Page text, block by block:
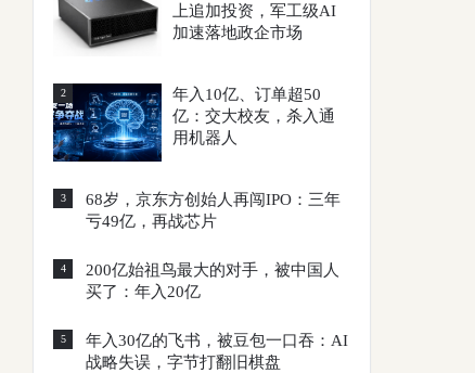
上追加投资，军工级AI
加速落地政企市场
2
年入10亿、订单超50
亿：交大校友，杀入通
用机器人
3
68岁，京东方创始人再闯IPO：三年
亏49亿，再战芯片
4
200亿始祖鸟最大的对手，被中国人
买了：年入20亿
5
年入30亿的飞书，被豆包一口吞：AI
战略失误，字节打翻旧棋盘